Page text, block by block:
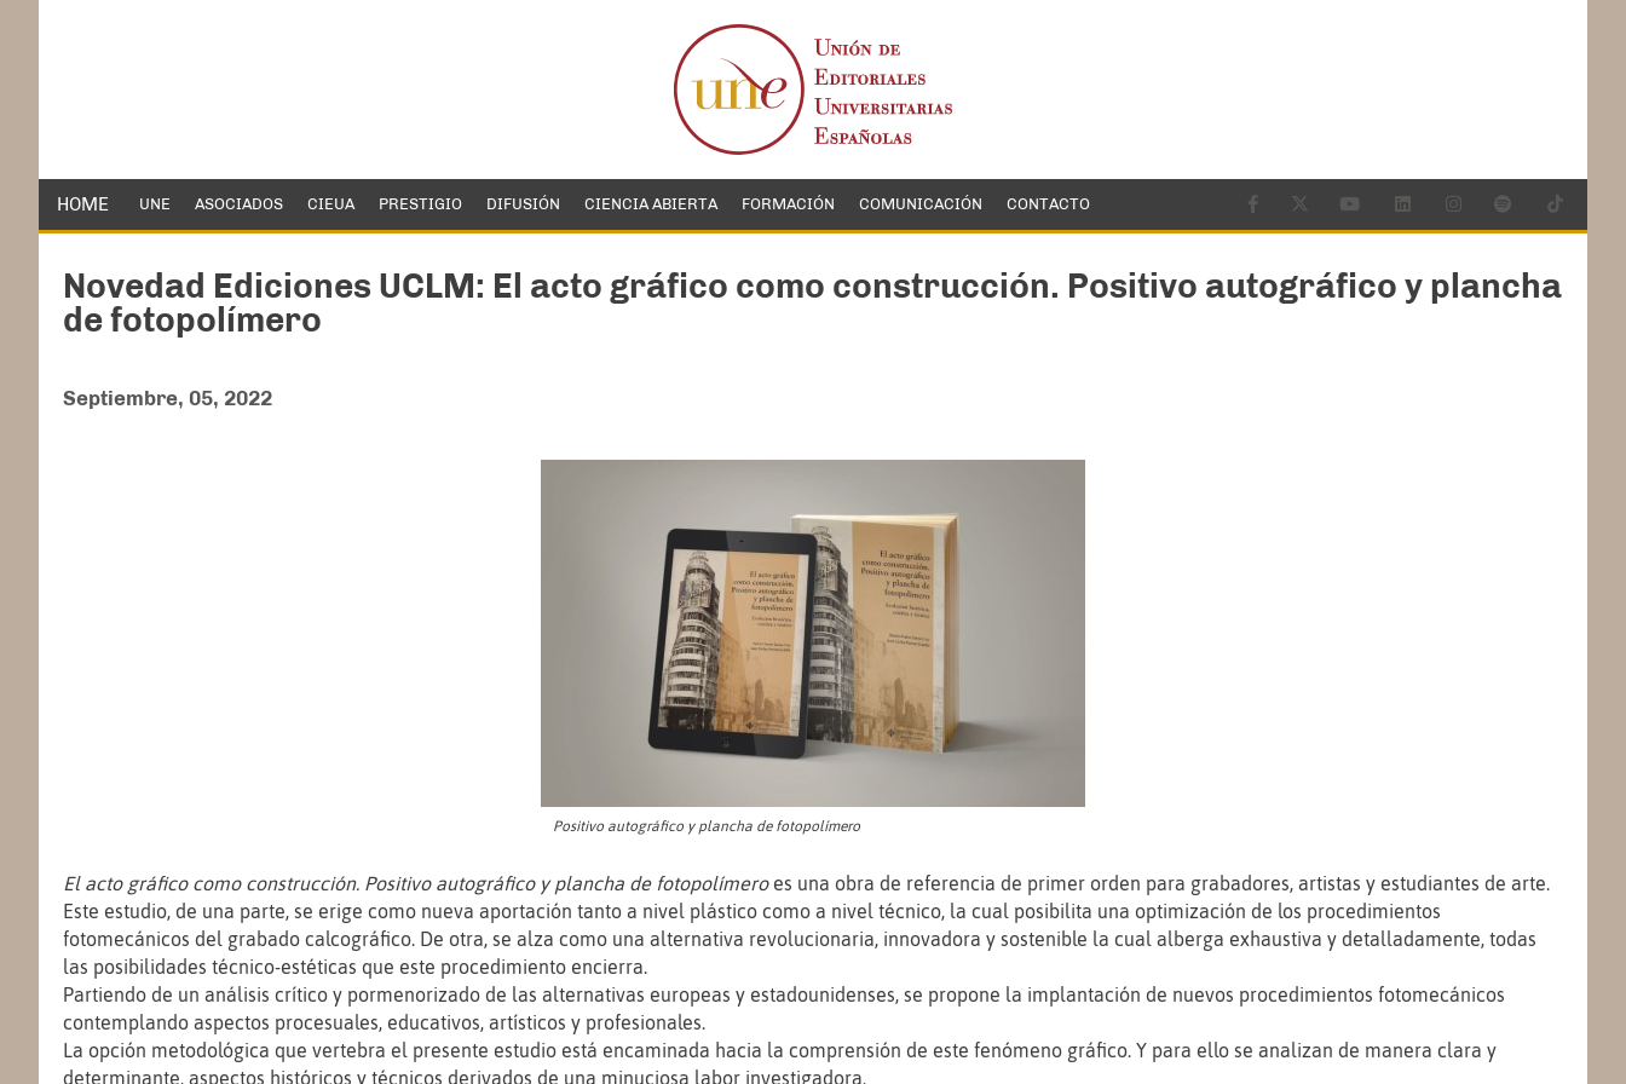
HOME UNE ASOCIADOS CIEUA PRESTIGIO DIFUSIÓN CIENCIA ABIERTA FORMACIÓN COMUNICACIÓN CONTACTO
Novedad Ediciones UCLM: El acto gráfico como construcción. Positivo autográfico y plancha
de fotopolímero
Septiembre, 05, 2022
Positivo autográfico y plancha de fotopolímero
El acto gráfico como construcción. Positivo autográfico y plancha de fotopolímeroes una obra de referencia de primer orden para grabadores, artistas y estudiantes de arte.
Este estudio, de una parte, se erige como nueva aportación tanto a nivel plástico como a nivel técnico, la cual posibilita una optimización de los procedimientos
fotomecánicos del grabado calcográfico. De otra, se alza como una alternativa revolucionaria, innovadora y sostenible la cual alberga exhaustiva y detalladamente, todas
las posibilidades técnico-estéticas que este procedimiento encierra.
Partiendo de un análisis crítico y pormenorizado de las alternativas europeas y estadounidenses, se propone la implantación de nuevos procedimientos fotomecánicos
contemplando aspectos procesuales, educativos, artísticos y profesionales.
La opción metodológica que vertebra el presente estudio está encaminada hacia la comprensión de este fenómeno gráfico. Y para ello se analizan de manera clara y
determinante, aspectos históricos y técnicos derivados de una minuciosa labor investigadora.